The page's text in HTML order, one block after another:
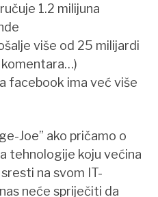
1.2 milijuna
više od 25 milijardi
komentara…)
facebook ima već više
Joe” ako pričamo o
tehnologije koju većina
na svom IT-
neće spriječiti da